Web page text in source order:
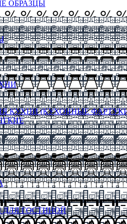
ОБРАЗЦЫ
КУХНИ (КУХОННЫЕ
ГОСТИНОЙ